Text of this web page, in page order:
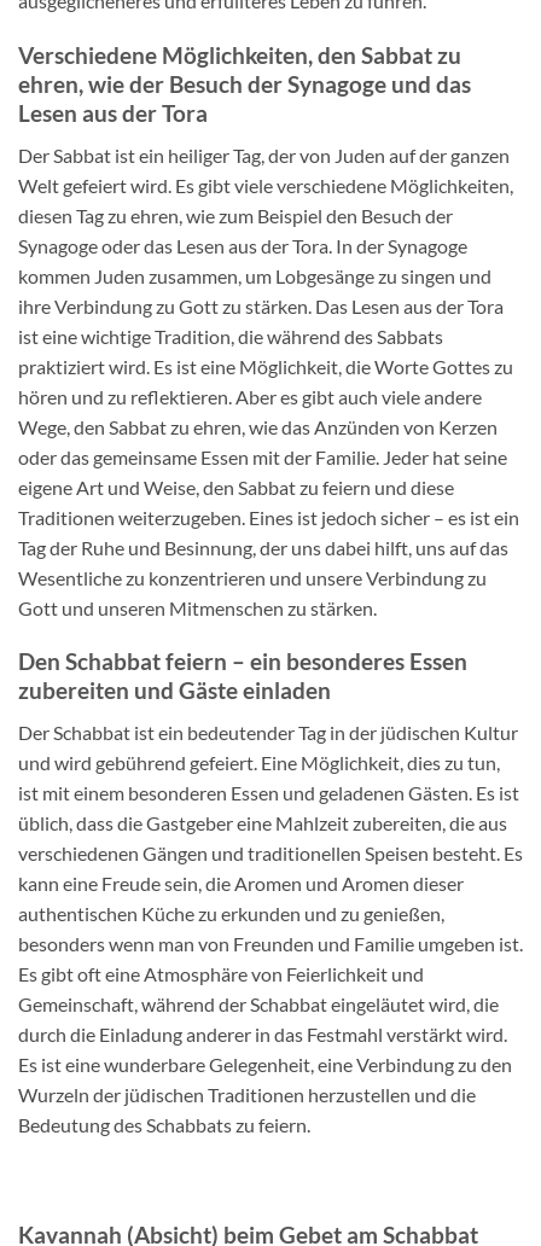
Verschiedene Möglichkeiten, den Sabbat zu
ehren, wie der Besuch der Synagoge und das
Lesen aus der Tora
Der Sabbat ist ein heiliger Tag, der von Juden auf der ganzen
Welt gefeiert wird. Es gibt viele verschiedene Möglichkeiten,
diesen Tag zu ehren, wie zum Beispiel den Besuch der
Synagoge oder das Lesen aus der Tora. In der Synagoge
kommen Juden zusammen, um Lobgesänge zu singen und
ihre Verbindung zu Gott zu stärken. Das Lesen aus der Tora
ist eine wichtige Tradition, die während des Sabbats
praktiziert wird. Es ist eine Möglichkeit, die Worte Gottes zu
hören und zu reflektieren. Aber es gibt auch viele andere
Wege, den Sabbat zu ehren, wie das Anzünden von Kerzen
oder das gemeinsame Essen mit der Familie. Jeder hat seine
eigene Art und Weise, den Sabbat zu feiern und diese
Traditionen weiterzugeben. Eines ist jedoch sicher – es ist ein
Tag der Ruhe und Besinnung, der uns dabei hilft, uns auf das
Wesentliche zu konzentrieren und unsere Verbindung zu
Gott und unseren Mitmenschen zu stärken.
Den Schabbat feiern – ein besonderes Essen
zubereiten und Gäste einladen
Der Schabbat ist ein bedeutender Tag in der jüdischen Kultur
und wird gebührend gefeiert. Eine Möglichkeit, dies zu tun,
ist mit einem besonderen Essen und geladenen Gästen. Es ist
üblich, dass die Gastgeber eine Mahlzeit zubereiten, die aus
verschiedenen Gängen und traditionellen Speisen besteht. Es
kann eine Freude sein, die Aromen und Aromen dieser
authentischen Küche zu erkunden und zu genießen,
besonders wenn man von Freunden und Familie umgeben ist.
Es gibt oft eine Atmosphäre von Feierlichkeit und
Gemeinschaft, während der Schabbat eingeläutet wird, die
durch die Einladung anderer in das Festmahl verstärkt wird.
Es ist eine wunderbare Gelegenheit, eine Verbindung zu den
Wurzeln der jüdischen Traditionen herzustellen und die
Bedeutung des Schabbats zu feiern.
Kavannah (Absicht) beim Gebet am Schabbat